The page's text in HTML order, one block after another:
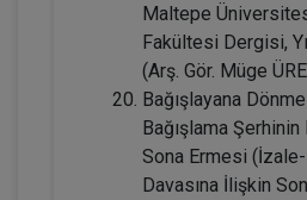
Sözleşmeler Hukuku - 2 -
Hukuku Kongresi - VIII.
360 TL
Maltepe
Fakültesi Dergisi,
(Arş. Gör. Müge
Bağışlayana
Bağışlama
Sona Ermesi
Davasına İlişkin